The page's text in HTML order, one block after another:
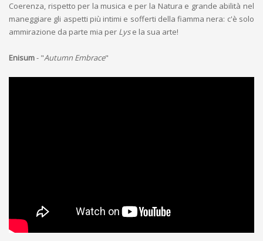
Coerenza, rispetto per la musica e per la Natura e grande abilità nel
maneggiare gli aspetti più intimi e sofferti della fiamma nera: c'è solo
ammirazione da parte mia per Lyse la sua arte!
Enisum- "Autumn Embrace"